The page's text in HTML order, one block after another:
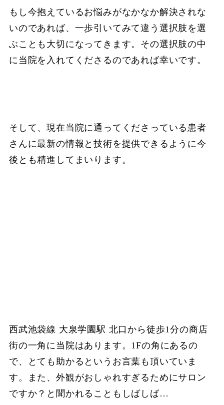
もし今抱えているお悩みがなかなか解決されな
いのであれば、一歩引いてみて違う選択肢を選
ぶことも大切になってきます。その選択肢の中
に当院を入れてくださるのであれば幸いです。
そして、現在当院に通ってくださっている患者
さんに最新の情報と技術を提供できるように今
後とも精進してまいります。
西武池袋線 大泉学園駅 北口から徒歩1分の商店
街の一角に当院はあります。1Fの角にあるの
で、とても助かるというお言葉も頂いていま
す。また、外観がおしゃれすぎるためにサロン
ですか？と聞かれることもしばしば…